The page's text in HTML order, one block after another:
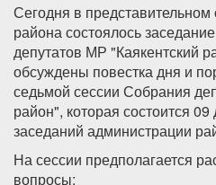
Сегодня в представительном
района состоялось
депутатов МР "Каякентский
обсуждены повестка дня и
седьмой сессии Собрания
район", которая состоится
заседаний администрации
На сессии предполагается
вопросы: